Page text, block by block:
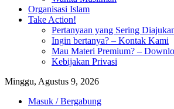
Organisasi Islam
Take Action!
Pertanyaan yang Sering
Ingin bertanya? – Kontak Kami
Mau Materi Premium? –
Kebijakan Privasi
Minggu, Agustus 9, 2026
Masuk / Bergabung